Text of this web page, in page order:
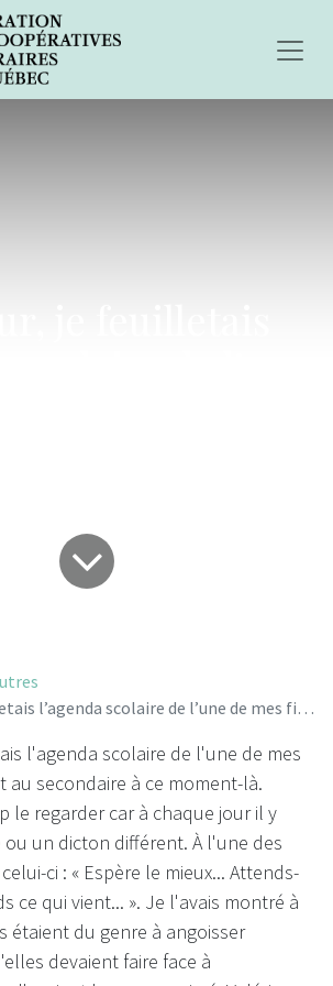
l’agenda scolaire de l’une de mes filles...
l'agenda scolaire de l'une de mes
au secondaire à ce moment-là.
le regarder car à chaque jour il y
un dicton différent. À l'une des
ci : « Espère le mieux... Attends-
ce qui vient... ». Je l'avais montré à
étaient du genre à angoisser
devaient faire face à